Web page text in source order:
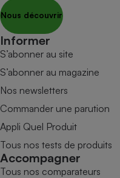
Nous découvrir
Informer
S’abonner au site
S’abonner au magazine
Nos newsletters
Commander une parution
Appli Quel Produit
Tous nos tests de produits
Accompagner
Tous nos comparateurs